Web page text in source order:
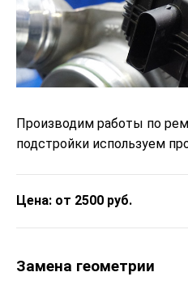
Производим работы по
подстройки используем
Цена: от 2500 руб.
Замена геометрии